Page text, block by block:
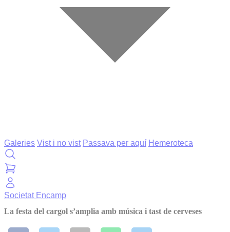
Galeries Vist i no vist Passava per aquí Hemeroteca
Societat Encamp
La festa del cargol s’amplia amb música i tast de cerveses